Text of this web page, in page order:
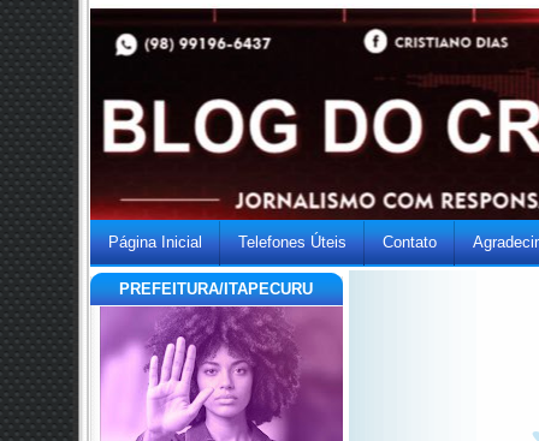
Página Inicial Telefones Úteis Contato
PREFEITURA/ITAPECURU